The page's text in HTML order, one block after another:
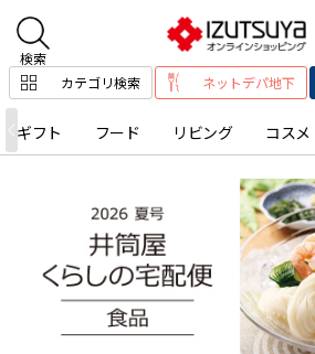
カテゴリ検索 ネットデパ地下
ギフト フード リビング コスメ